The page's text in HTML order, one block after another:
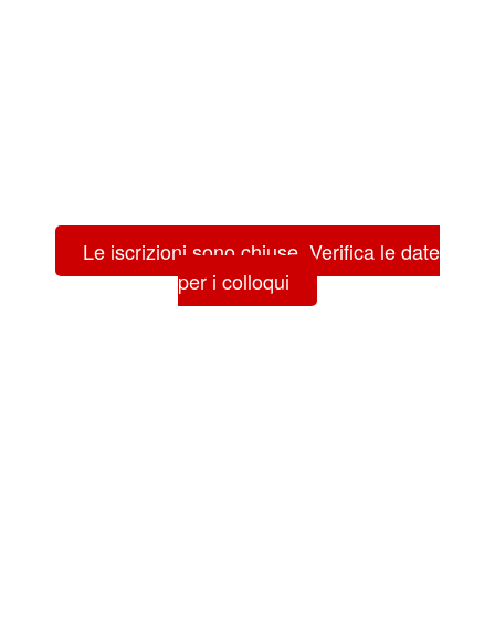
Le iscrizioni sono chiuse. Verifica le date
per i colloqui